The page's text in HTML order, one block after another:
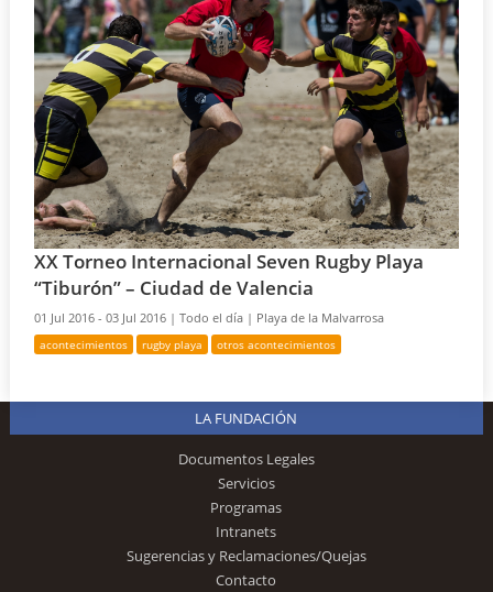
XX Torneo Internacional Seven Rugby Playa
“Tiburón” – Ciudad de Valencia
01 Jul 2016 - 03 Jul 2016 |Todo el día | Playa de la Malvarrosa
acontecimientos rugby playa otros acontecimientos
LA FUNDACIÓN
Documentos Legales
Servicios
Programas
Intranets
Sugerencias y Reclamaciones/Quejas
Contacto